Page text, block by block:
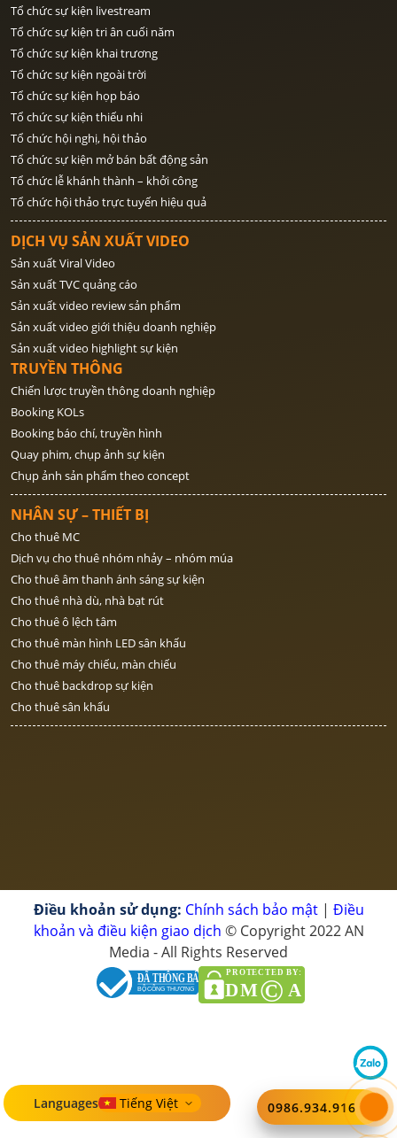
0986.934.916
Tổ chức sự kiện livestream
Tổ chức sự kiện tri ân cuối năm
Tổ chức sự kiện khai trương
Tổ chức sự kiện ngoài trời
Tổ chức sự kiện họp báo
Tổ chức sự kiện thiếu nhi
Tổ chức hội nghị, hội thảo
Tổ chức sự kiện mở bán bất động sản
Tổ chức lễ khánh thành – khởi công
Tổ chức hội thảo trực tuyến hiệu quả
DỊCH VỤ SẢN XUẤT VIDEO
Sản xuất Viral Video
Sản xuất TVC quảng cáo
Sản xuất video review sản phẩm
Sản xuất video giới thiệu doanh nghiệp
Sản xuất video highlight sự kiện
TRUYỀN THÔNG
Chiến lược truyền thông doanh nghiệp
Booking KOLs
Booking báo chí, truyền hình
Quay phim, chụp ảnh sự kiện
Chụp ảnh sản phẩm theo concept
NHÂN SỰ – THIẾT BỊ
Cho thuê MC
Dịch vụ cho thuê nhóm nhảy – nhóm múa
Cho thuê âm thanh ánh sáng sự kiện
Cho thuê nhà dù, nhà bạt rút
Cho thuê ô lệch tâm
Cho thuê màn hình LED sân khấu
Cho thuê máy chiếu, màn chiếu
Cho thuê backdrop sự kiện
Cho thuê sân khấu
Điều khoản sử dụng: Chính sách bảo mật| Điều
khoản và điều kiện giao dịch © Copyright 2022 AN
Media - All Rights Reserved
ĐÃ THÔNG BÁO
BỘ CÔNG THƯƠNG
PROTECTED BY:
DM© A
Languages